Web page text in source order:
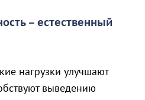
– естественный
нагрузки улучшают
выведению